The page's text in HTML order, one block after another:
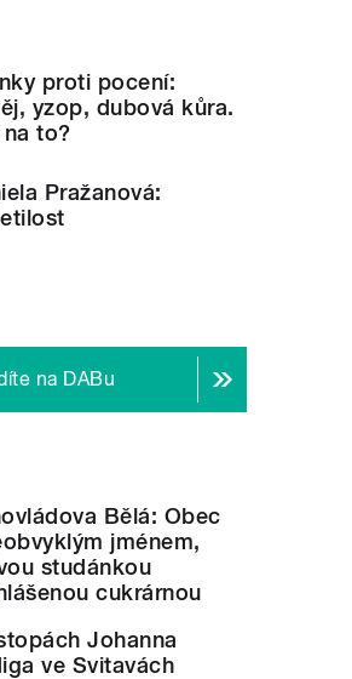
proti pocení:
yzop, dubová kůra.
to?
Pražanová:
na DABu
Bělá: Obec
jménem,
studánkou
cukrárnou
Johanna
ve Svitavách